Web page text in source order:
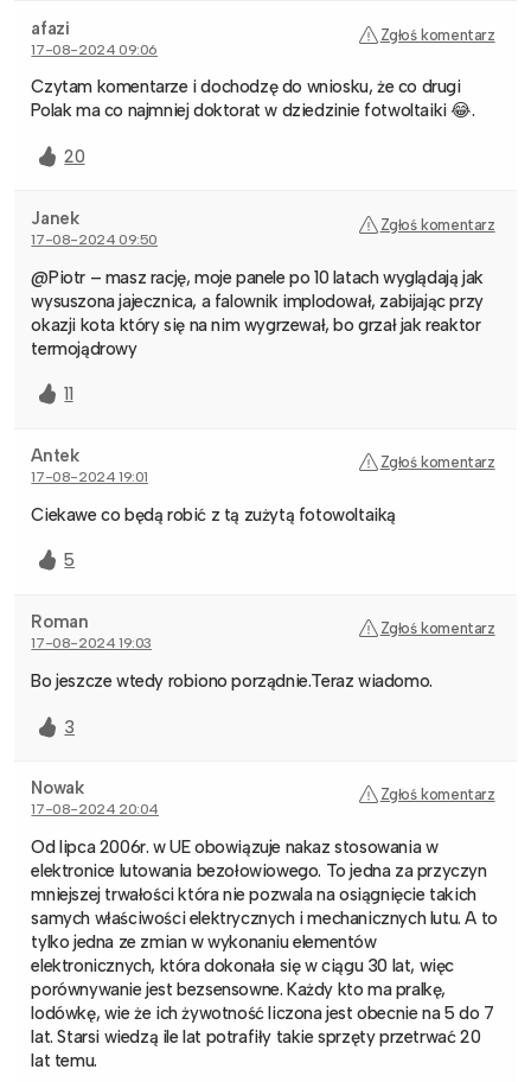
afazi
17-08-2024 09:06
Zgłoś komentarz
Czytam komentarze i dochodzę do wniosku, że co drugi
Polak ma co najmniej doktorat w dziedzinie fotwoltaiki 😂.
20
Janek
17-08-2024 09:50
Zgłoś komentarz
@Piotr – masz rację, moje panele po 10 latach wyglądają jak
wysuszona jajecznica, a falownik implodował, zabijając przy
okazji kota który się na nim wygrzewał, bo grzał jak reaktor
termojądrowy
11
Antek
17-08-2024 19:01
Zgłoś komentarz
Ciekawe co będą robić z tą zużytą fotowoltaiką
5
Roman
17-08-2024 19:03
Zgłoś komentarz
Bo jeszcze wtedy robiono porządnie.Teraz wiadomo.
3
Nowak
17-08-2024 20:04
Zgłoś komentarz
Od lipca 2006r. w UE obowiązuje nakaz stosowania w
elektronice lutowania bezołowiowego. To jedna za przyczyn
mniejszej trwałości która nie pozwala na osiągnięcie takich
samych właściwości elektrycznych i mechanicznych lutu. A to
tylko jedna ze zmian w wykonaniu elementów
elektronicznych, która dokonała się w ciągu 30 lat, więc
porównywanie jest bezsensowne. Każdy kto ma pralkę,
lodówkę, wie że ich żywotność liczona jest obecnie na 5 do 7
lat. Starsi wiedzą ile lat potrafiły takie sprzęty przetrwać 20
lat temu.